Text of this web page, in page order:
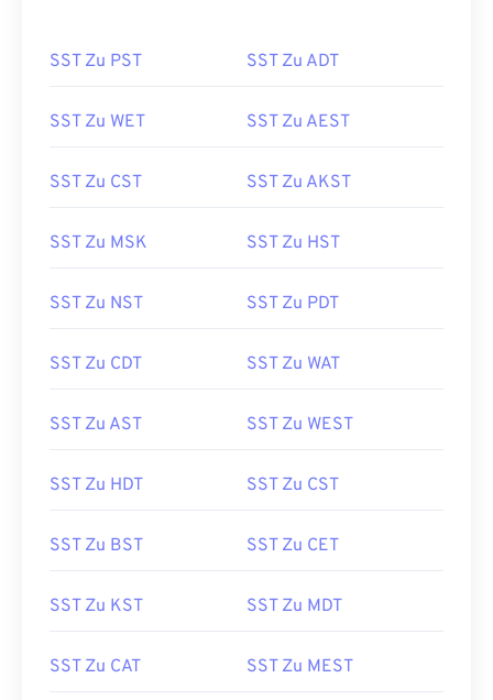
SST Zu PST SST Zu ADT
SST Zu WET SST Zu AEST
SST Zu CST SST Zu AKST
SST Zu MSK SST Zu HST
SST Zu NST SST Zu PDT
SST Zu CDT SST Zu WAT
SST Zu AST SST Zu WEST
SST Zu HDT SST Zu CST
SST Zu BST SST Zu CET
SST Zu KST SST Zu MDT
SST Zu CAT SST Zu MEST